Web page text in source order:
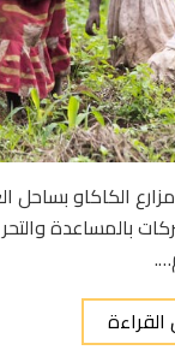
الكاكاو
بالمساعدة